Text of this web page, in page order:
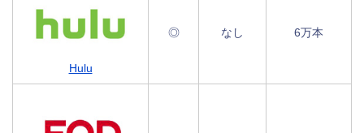
Hulu
◎ なし 6万本